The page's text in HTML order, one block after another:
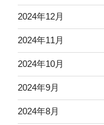
2024年12月
2024年11月
2024年10月
2024年9月
2024年8月